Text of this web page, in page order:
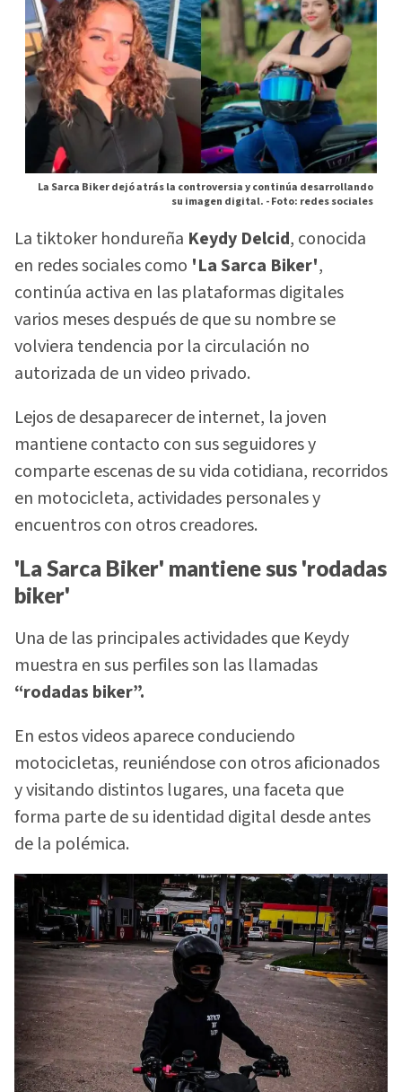
La Sarca Biker dejó atrás la controversia y continúa desarrollando
su imagen digital. -Foto: redes sociales
La tiktoker hondureña Keydy Delcid, conocida
en redes sociales como 'La Sarca Biker',
continúa activa en las plataformas digitales
varios meses después de que su nombre se
volviera tendencia por la circulación no
autorizada de un video privado.
Lejos de desaparecer de internet, la joven
mantiene contacto con sus seguidores y
comparte escenas de su vida cotidiana, recorridos
en motocicleta, actividades personales y
encuentros con otros creadores.
'La Sarca Biker' mantiene sus 'rodadas
biker'
Una de las principales actividades que Keydy
muestra en sus perfiles son las llamadas
“rodadas biker”.
En estos videos aparece conduciendo
motocicletas, reuniéndose con otros aficionados
y visitando distintos lugares, una faceta que
forma parte de su identidad digital desde antes
de la polémica.